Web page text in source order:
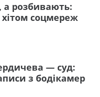
а розбивають:
хітом соцмереж
— суд:
з бодікамер